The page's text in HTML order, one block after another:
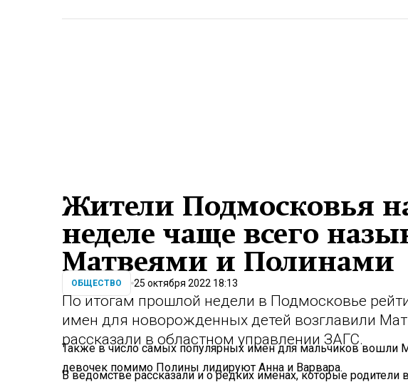
Жители Подмосковья
неделе чаще всего
Матвеями и Полинами
ОБЩЕСТВО 25 октября 2022 18:13
По итогам прошлой недели в Подмосковье
имен для новорожденных детей возглавили
рассказали в областном управлении ЗАГС.
Также в число самых популярных имен для мальчиков вошли
девочек помимо Полины лидируют Анна и Варвара.
В ведомстве рассказали и о редких именах, которые родители